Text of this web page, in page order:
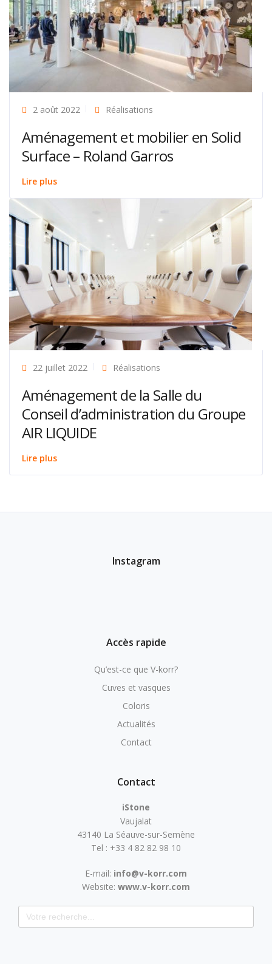
2 août 2022 Réalisations
Aménagement et mobilier en Solid
Surface – Roland Garros
Lire plus
22 juillet 2022 Réalisations
Aménagement de la Salle du
Conseil d’administration du Groupe
AIR LIQUIDE
Lire plus
Instagram
Accès rapide
Qu’est-ce que V-korr?
Cuves et vasques
Coloris
Actualités
Contact
Contact
iStone
Vaujalat
43140 La Séauve-sur-Semène
Tel : +33 4 82 82 98 10
E-mail: info@v-korr.com
Website: www.v-korr.com